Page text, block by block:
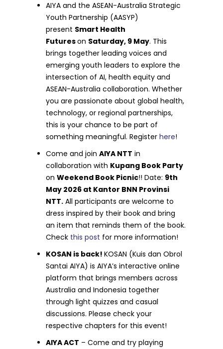
AIYA and the ASEAN-Australia Strategic
Youth Partnership (AASYP)
present Smart Health
Futureson Saturday, 9 May. This
brings together leading voices and
emerging youth leaders to explore the
intersection of AI, health equity and
ASEAN-Australia collaboration. Whether
you are passionate about global health,
technology, or regional partnerships,
this is your chance to be part of
something meaningful. Registerhere!
Come and joinAIYA NTT in
collaboration with Kupang Book Party
onWeekend Book Picnic!! Date: 9th
May 2026 at Kantor BNN Provinsi
NTT. All participants are welcome to
dress inspired by their book and bring
an item that reminds them of the book.
Check this post for more information!
KOSAN is back!KOSAN (Kuis dan Obrol
Santai AIYA) is AIYA’s interactive online
platform that brings members across
Australia and Indonesia together
through light quizzes and casual
discussions. Please check your
respective chapters for this event!
AIYA ACT – Come and try playing